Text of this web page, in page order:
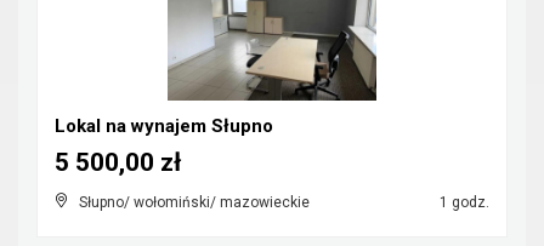
Lokal na wynajem Słupno
Słupno/ wołomiński/ mazowieckie 1 godz.
5 500,00 zł